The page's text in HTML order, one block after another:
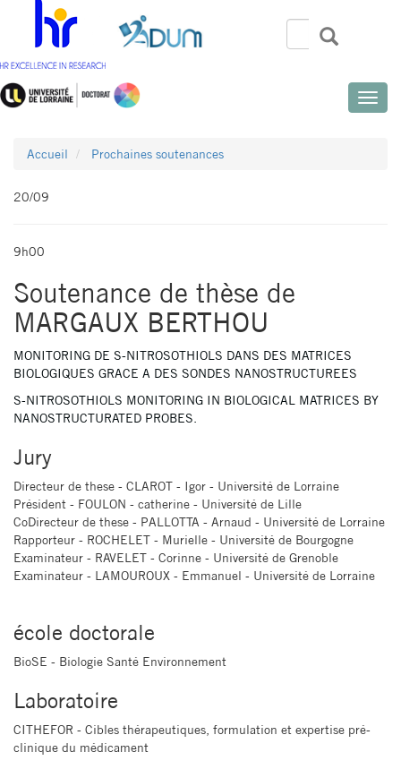
contenu
principal
Search
Rechercher
Toggle
Accueil Prochaines soutenances
20/09
9h00
Soutenance de thèse de
MARGAUX BERTHOU
MONITORING DE S-NITROSOTHIOLS DANS DES MATRICES
BIOLOGIQUES GRACE A DES SONDES NANOSTRUCTUREES
S-NITROSOTHIOLS MONITORING IN BIOLOGICAL MATRICES BY
NANOSTRUCTURATED PROBES.
Jury
Directeur de these - CLAROT - Igor - Université de Lorraine
Président - FOULON - catherine - Université de Lille
CoDirecteur de these - PALLOTTA - Arnaud - Université de Lorraine
Rapporteur - ROCHELET - Murielle - Université de Bourgogne
Examinateur - RAVELET - Corinne - Université de Grenoble
Examinateur - LAMOUROUX - Emmanuel - Université de Lorraine
école doctorale
BioSE - Biologie Santé Environnement
Laboratoire
CITHEFOR - Cibles thérapeutiques, formulation et expertise pré-
clinique du médicament